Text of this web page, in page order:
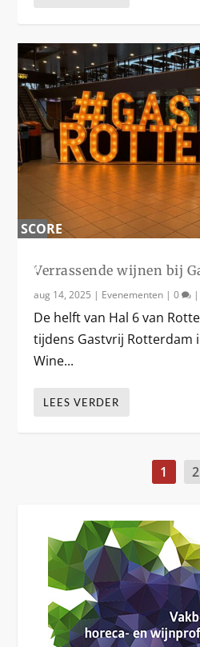
SCORE
%
Verrassende wijnen bij
aug 14, 2025 | Evenementen |0
De helft van Hal 6 van
tijdens Gastvrij Rotterdam
Wine...
LEES VERDER
1 2